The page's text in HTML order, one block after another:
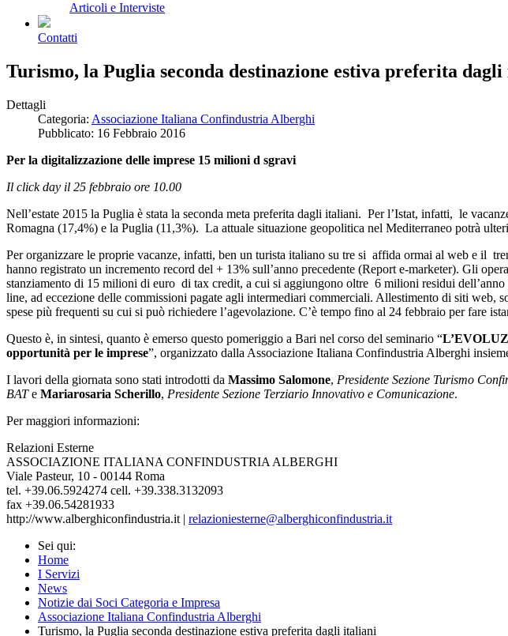
Articoli e Interviste
Contatti
Turismo, la Puglia seconda destinazione estiva preferita
Dettagli
Categoria: Associazione Italiana Confindustria Alberghi
Pubblicato: 16 Febbraio 2016
Per la digitalizzazione delle imprese 15 milioni d sgravi
Il click day il 25 febbraio ore 10.00
Nell’estate 2015 la Puglia è stata la seconda meta preferita dagli italiani. Per l’Istat, infatti, le
Romagna (17,4%) e la Puglia (11,3%). La attuale situazione geopolitica nel Mediterraneo potrà
Per organizzare le proprie vacanze, infatti, ben un turista italiano su tre si affida ormai al web e il
hanno registrato un incremento record del + 13% sull’anno precedente (Report e-marketer). Gli
stanziamento di 15 milioni di euro di tax credit, a cui si aggiungono oltre 6 milioni residui
line, ad eccezione delle commissioni pagate agli intermediari commerciali. Allestimento di siti
spese più frequenti su cui si può richiedere l’agevolazione. C’è tempo fino al 24 febbraio per fare
Questo è, in sintesi, quanto è emerso questo pomeriggio a Bari nel corso del seminario “
opportunità per le imprese”, organizzato dalla Associazione Italiana Confindustria Alberghi
I lavori della giornata sono stati introdotti da Massimo Salomone, Presidente Sezione Turismo
BATe Mariarosaria Scherillo, Presidente Sezione Terziario Innovativo e Comunicazione.
Per maggiori informazioni:
Relazioni Esterne
ASSOCIAZIONE ITALIANA CONFINDUSTRIA ALBERGHI
Viale Pasteur, 10 - 00144 Roma
tel. +39.06.5924274 cell. +39.338.3132093
fax +39.06.54281933
http://www.alberghiconfindustria.it | relazioniesterne@alberghiconfindustria.it
Sei qui:
Home
I Servizi
News
Notizie dai Soci Categoria e Impresa
Associazione Italiana Confindustria Alberghi
Turismo, la Puglia seconda destinazione estiva preferita dagli italiani